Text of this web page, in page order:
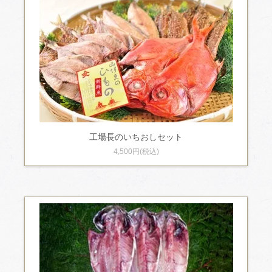
工場長のいちおしセット
4,500円(税込)